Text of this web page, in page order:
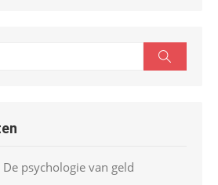
e
psychologie van geld